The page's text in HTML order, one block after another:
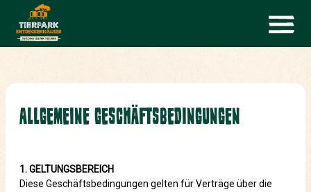
ALLGEMEINE GESCHÄFTSBEDINGUNGEN
1. GELTUNGSBEREICH
Diese Geschäftsbedingungen gelten für Verträge über die